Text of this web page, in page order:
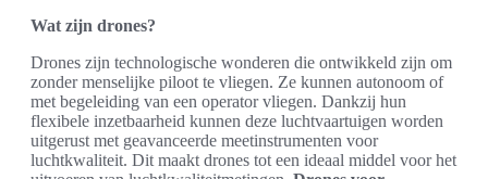
Wat zijn drones?
Drones zijn technologische wonderen die ontwikkeld zijn om
zonder menselijke piloot te vliegen. Ze kunnen autonoom of
met begeleiding van een operator vliegen. Dankzij hun
flexibele inzetbaarheid kunnen deze luchtvaartuigen worden
uitgerust met geavanceerde meetinstrumenten voor
luchtkwaliteit. Dit maakt drones tot een ideaal middel voor het